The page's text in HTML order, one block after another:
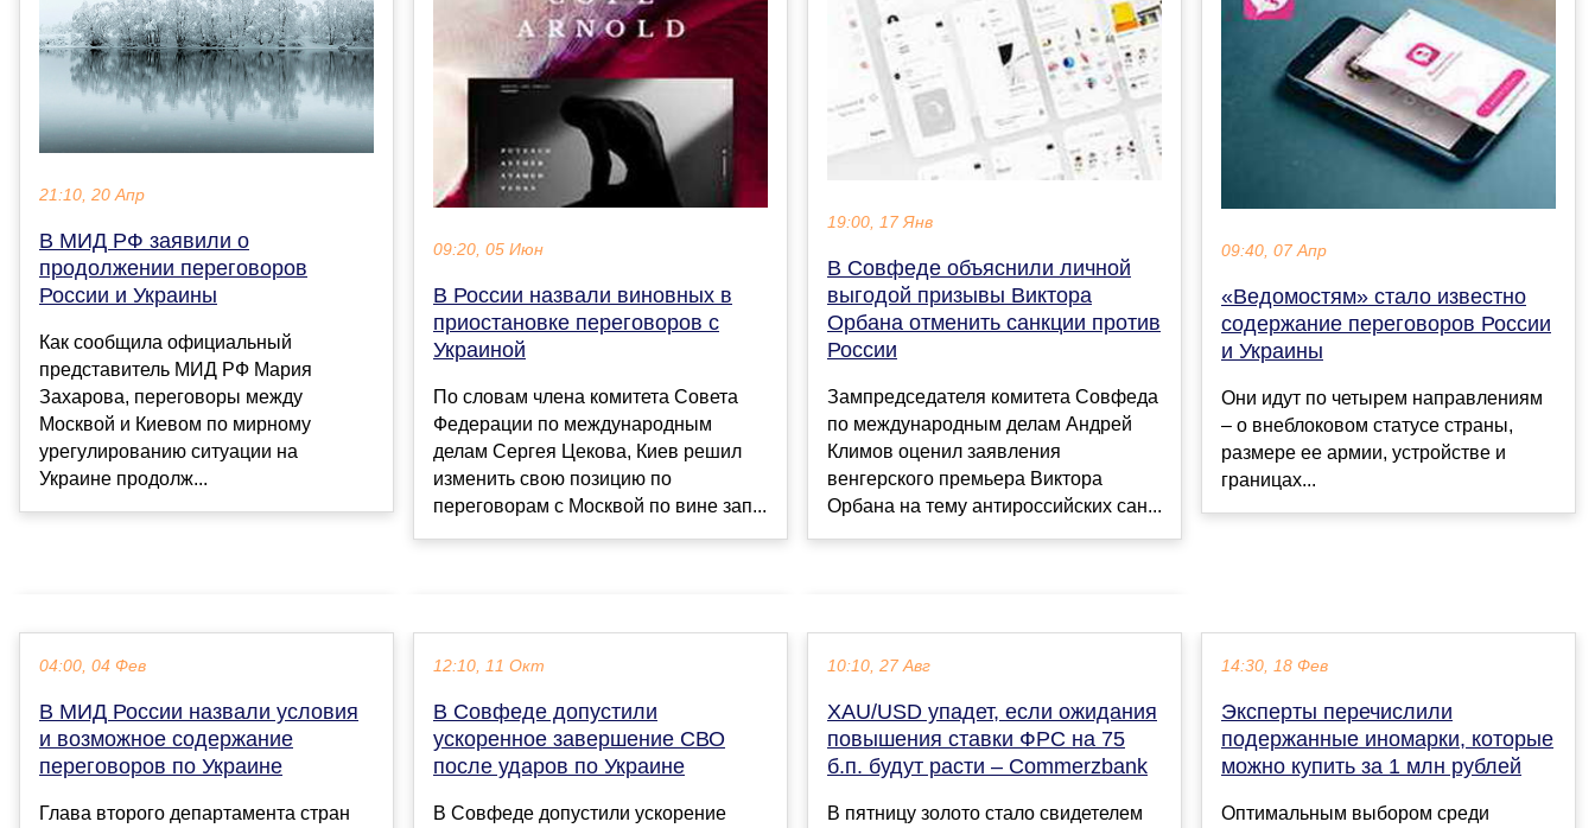
21:10, 20 Апр
В МИД РФ заявили о
продолжении переговоров
России и Украины
Как сообщила официальный
представитель МИД РФ Мария
Захарова, переговоры между
Москвой и Киевом по мирному
урегулированию ситуации на
Украине продолж...
09:20, 05 Июн
В России назвали виновных в
приостановке переговоров с
Украиной
По словам члена комитета Совета
Федерации по международным
делам Сергея Цекова, Киев решил
изменить свою позицию по
переговорам с Москвой по вине зап...
19:00, 17 Янв
В Совфеде объяснили личной
выгодой призывы Виктора
Орбана отменить санкции против
России
Зампредседателя комитета Совфеда
по международным делам Андрей
Климов оценил заявления
венгерского премьера Виктора
Орбана на тему антироссийских сан...
09:40, 07 Апр
«Ведомостям» стало известно
содержание переговоров России
и Украины
Они идут по четырем направлениям
– о внеблоковом статусе страны,
размере ее армии, устройстве и
границах...
04:00, 04 Фев
В МИД России назвали условия
и возможное содержание
переговоров по Украине
Глава второго департамента стран
12:10, 11 Окт
В Совфеде допустили
ускоренное завершение СВО
после ударов по Украине
В Совфеде допустили ускорение
10:10, 27 Авг
XAU/USD упадет, если ожидания
повышения ставки ФРС на 75
б.п. будут расти – Commerzbank
В пятницу золото стало свидетелем
14:30, 18 Фев
Эксперты перечислили
подержанные иномарки, которые
можно купить за 1 млн рублей
Оптимальным выбором среди